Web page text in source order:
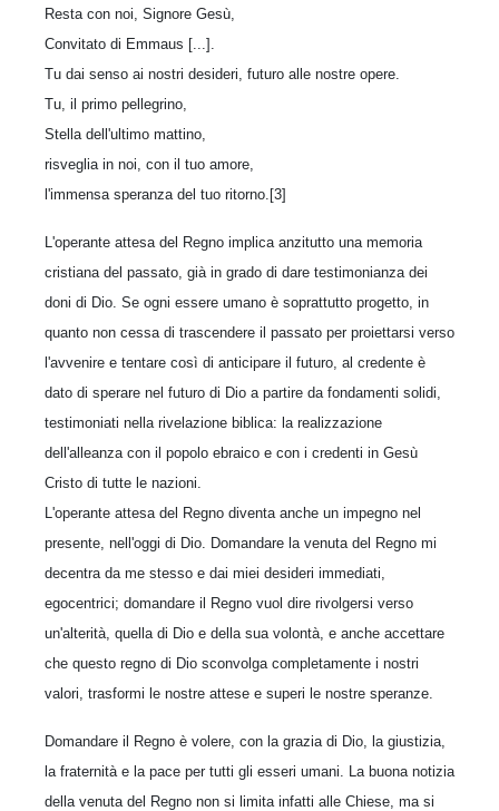
Resta con noi, Signore Gesù,
Convitato di Emmaus [...].
Tu dai senso ai nostri desideri, futuro alle nostre opere.
Tu, il primo pellegrino,
Stella dell'ultimo mattino,
risveglia in noi, con il tuo amore,
l'immensa speranza del tuo ritorno.[3]
L'operante attesa del Regno implica anzitutto una memoria
cristiana del passato, già in grado di dare testimonianza dei
doni di Dio. Se ogni essere umano è soprattutto progetto, in
quanto non cessa di trascendere il passato per proiettarsi verso
l'avvenire e tentare così di anticipare il futuro, al credente è
dato di sperare nel futuro di Dio a partire da fondamenti solidi,
testimoniati nella rivelazione biblica: la realizzazione
dell'alleanza con il popolo ebraico e con i credenti in Gesù
Cristo di tutte le nazioni.
L'operante attesa del Regno diventa anche un impegno nel
presente, nell'oggi di Dio. Domandare la venuta del Regno mi
decentra da me stesso e dai miei desideri immediati,
egocentrici; domandare il Regno vuol dire rivolgersi verso
un'alterità, quella di Dio e della sua volontà, e anche accettare
che questo regno di Dio sconvolga completamente i nostri
valori, trasformi le nostre attese e superi le nostre speranze.
Domandare il Regno è volere, con la grazia di Dio, la giustizia,
la fraternità e la pace per tutti gli esseri umani. La buona notizia
della venuta del Regno non si limita infatti alle Chiese, ma si